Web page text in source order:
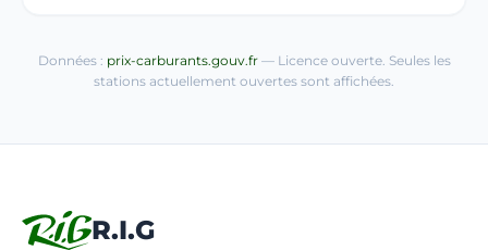
Données : prix-carburants.gouv.fr— Licence ouverte. Seules les
stations actuellement ouvertes sont affichées.
R.I.G